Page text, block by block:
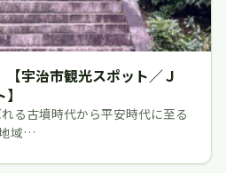
宇治市観光スポット／Ｊ
る古墳時代から平安時代に至る
域…